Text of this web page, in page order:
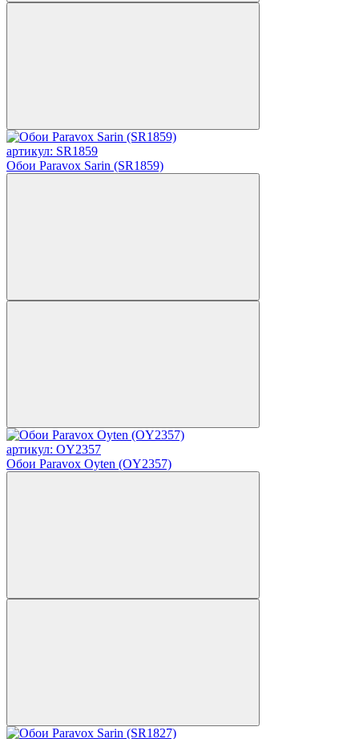
артикул: SR1859
Обои Paravox Sarin (SR1859)
артикул: OY2357
Обои Paravox Oyten (OY2357)